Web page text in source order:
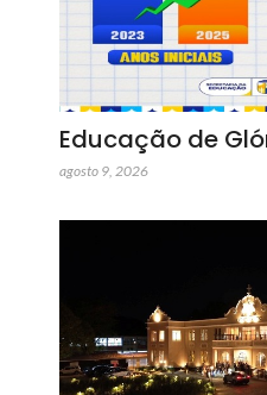
Educação de
agosto 9, 2026